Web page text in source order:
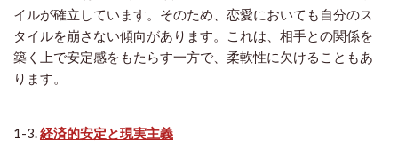
イルが確立しています。そのため、恋愛においても自分のス
タイルを崩さない傾向があります。これは、相手との関係を
築く上で安定感をもたらす一方で、柔軟性に欠けることもあ
ります。
1-3.経済的安定と現実主義